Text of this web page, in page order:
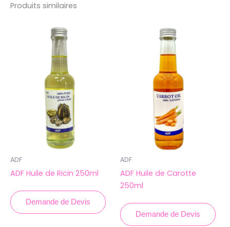
Produits similaires
ADF
ADF Huile de Ricin 250ml
Demande de Devis
ADF
ADF Huile de Carotte
250ml
Demande de Devis